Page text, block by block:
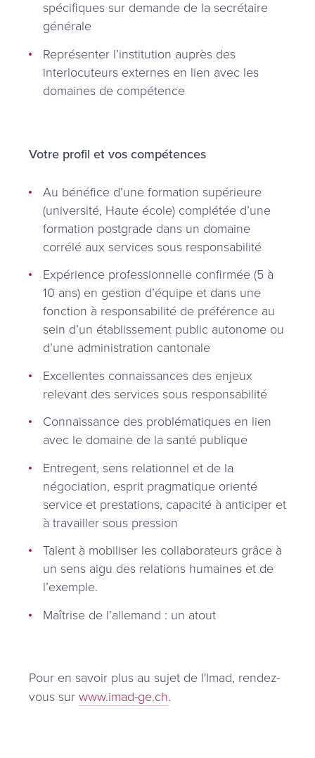
spécifiques sur demande de la secrétaire
générale
Représenter l’institution auprès des
interlocuteurs externes en lien avec les
domaines de compétence
Votre profil et vos compétences
Au bénéfice d’une formation supérieure
(université, Haute école) complétée d’une
formation postgrade dans un domaine
corrélé aux services sous responsabilité
Expérience professionnelle confirmée (5 à
10 ans) en gestion d’équipe et dans une
fonction à responsabilité de préférence au
sein d’un établissement public autonome ou
d’une administration cantonale
Excellentes connaissances des enjeux
relevant des services sous responsabilité
Connaissance des problématiques en lien
avec le domaine de la santé publique
Entregent, sens relationnel et de la
négociation, esprit pragmatique orienté
service et prestations, capacité à anticiper et
à travailler sous pression
Talent à mobiliser les collaborateurs grâce à
un sens aigu des relations humaines et de
l’exemple.
Maîtrise de l’allemand : un atout
Pour en savoir plus au sujet de l'Imad, rendez-
vous surwww.imad-ge.ch.